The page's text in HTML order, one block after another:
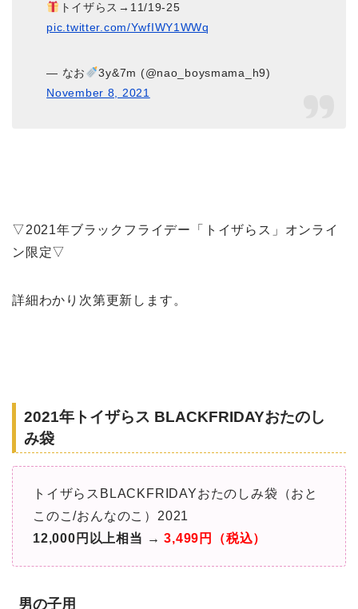
トイザらス→11/19-25
pic.twitter.com/YwfIWY1WWq
— なお
3y&7m (@nao_boysmama_h9)
November 8, 2021
▽2021年ブラックフライデー「トイザらス」オンライ
ン限定▽
詳細わかり次第更新します。
2021年トイザらス BLACKFRIDAYおたのし
み袋
トイザらスBLACKFRIDAYおたのしみ袋（おと
このこ/おんなのこ）2021
12,000円以上相当 → 3,499円（税込）
男の子用